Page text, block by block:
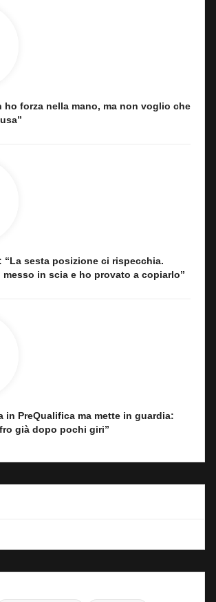
ho forza nella mano, ma non voglio che
“La sesta posizione ci rispecchia.
in scia e ho provato a copiarlo”
in PreQualifica ma mette in guardia:
già dopo pochi giri”